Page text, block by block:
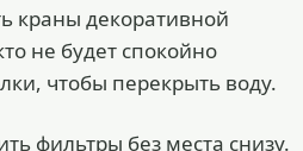
краны декоративной
не будет спокойно
чтобы перекрыть воду.
фильтры без места снизу.